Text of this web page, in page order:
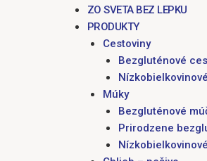
ZO SVETA BEZ LEPKU
PRODUKTY
Cestoviny
Bezgluténové
Múky
Bezgluténové
Prirodzene